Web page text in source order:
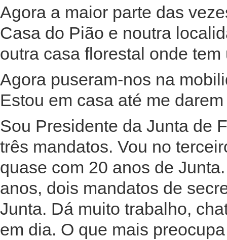
Agora a maior parte das
Casa do Pião e noutra
outra casa florestal onde
Agora puseram-nos na
Estou em casa até me
Sou Presidente da Junta de
três mandatos. Vou no
quase com 20 anos de
anos, dois mandatos de
Junta. Dá muito trabalho,
em dia. O que mais